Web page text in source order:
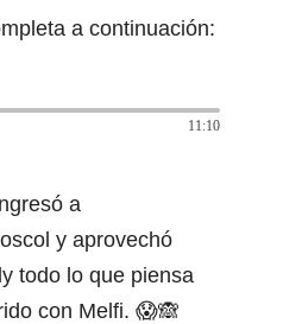
a continuación:
11:10
a
y aprovechó
todo lo que piensa
con Melfi. 😱🙈